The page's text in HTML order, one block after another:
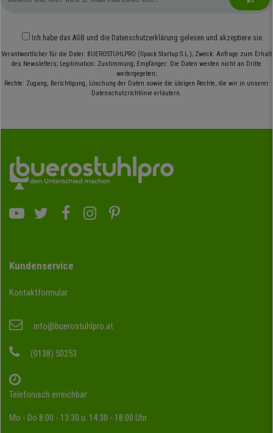
Ich habe das AGB und die Datenschutzerklärung gelesen und akzeptiere sie.
Verantwortlicher für die Datei: BUEROSTUHLPRO (Ilpack Startup S.L.); Zweck: Anfrage zum Erhalt
des Newsletters; Legitimation: Zustimmung; Empfänger: Die Daten werden nicht an Dritte
weitergegeben;
Rechte: Zugang, Berichtigung, Löschung der Daten sowie die übrigen Rechte, die wir in unserer
Datenschutzrichtlinie erläutern.
Kundenservice
Kontaktformular
info@buerostuhlpro.at
(0138) 50253
Telefonisch erreichbar:
Mo - Do 8:00 - 13:30 u. 14:30 - 18:00 Uhr